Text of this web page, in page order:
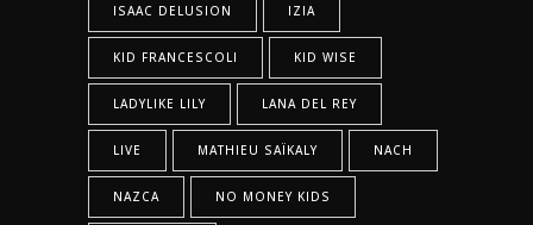
ISAAC DELUSION IZIA
KID FRANCESCOLI KID WISE
LADYLIKE LILY LANA DEL REY
LIVE MATHIEU SAÏKALY NACH
NAZCA NO MONEY KIDS